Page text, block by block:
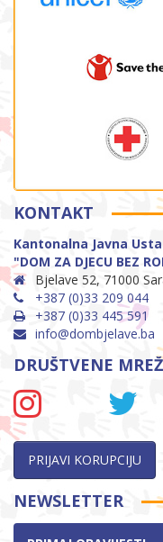
KONTAKT
Kantonalna Javna
"DOM ZA DJECU BEZ
Bjelave 52, 71000
+387 (0)33 209 044
+387 (0)33 445 591
info@dombjelave.ba
DRUŠTVENE
PRIJAVI KORUPCIJU
NEWSLETTER